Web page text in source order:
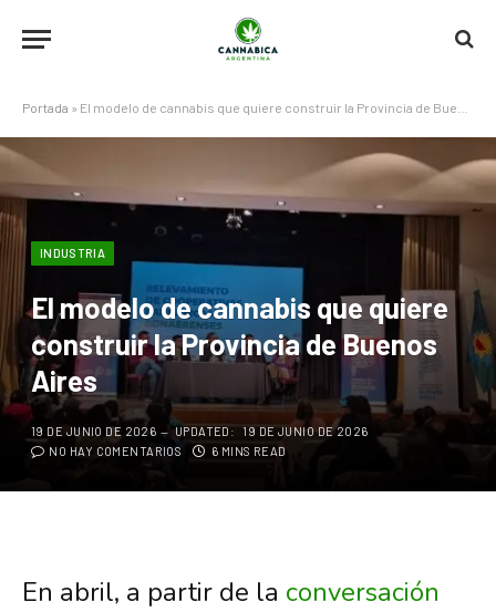
Portada » El modelo de cannabis que quiere construir la Provincia de Buenos Aires
INDUSTRIA
El modelo de cannabis que quiere
construir la Provincia de Buenos
Aires
19 DE JUNIO DE 2026 UPDATED: 19 DE JUNIO DE 2026
NO HAY COMENTARIOS
6 MINS READ
En abril, a partir de la conversación